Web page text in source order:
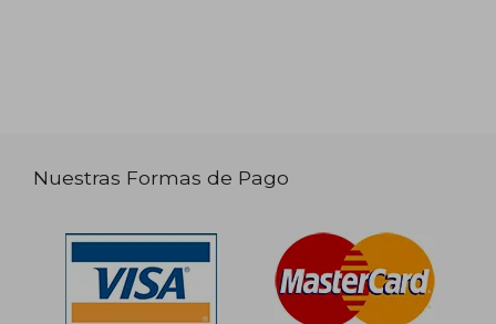
Nuestras Formas de Pago